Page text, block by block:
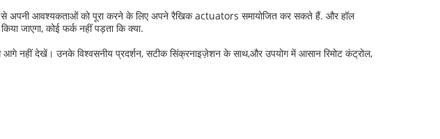
से अपनी आवश्यकताओं को पूरा करने के लिए अपने रैखिक actuators समायोजित कर सकते हैं. और हॉल
जाएगा, कोई फर्क नहीं पड़ता कि क्या.
नहीं देखें। उनके विश्वसनीय प्रदर्शन, सटीक सिंक्रनाइज़ेशन के साथ,और उपयोग में आसान रिमोट कंट्रोल,